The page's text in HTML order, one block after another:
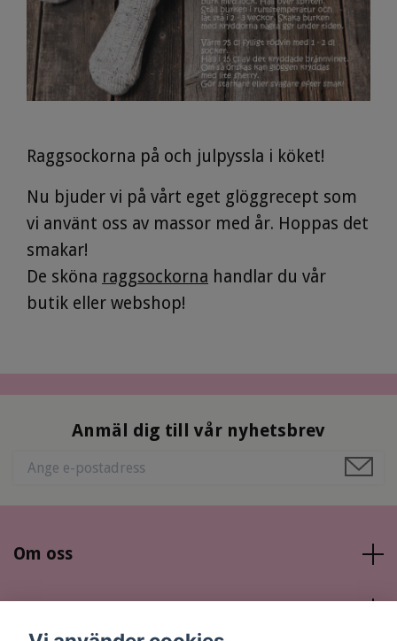
Raggsockorna på och julpyssla i köket!
Nu bjuder vi på vårt eget glöggrecept som
vi använt oss av massor med år. Hoppas det
smakar!
De sköna raggsockorna handlar du vår
butik eller webshop!
Anmäl dig till vår nyhetsbrev
Om oss